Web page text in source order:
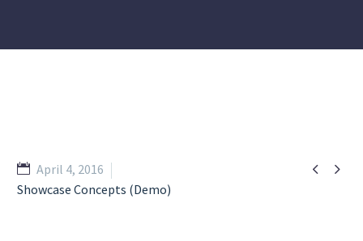
 
April 4, 2016
Showcase Concepts (Demo)